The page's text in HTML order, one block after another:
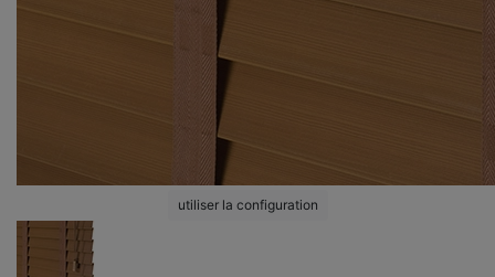
utiliser la configuration